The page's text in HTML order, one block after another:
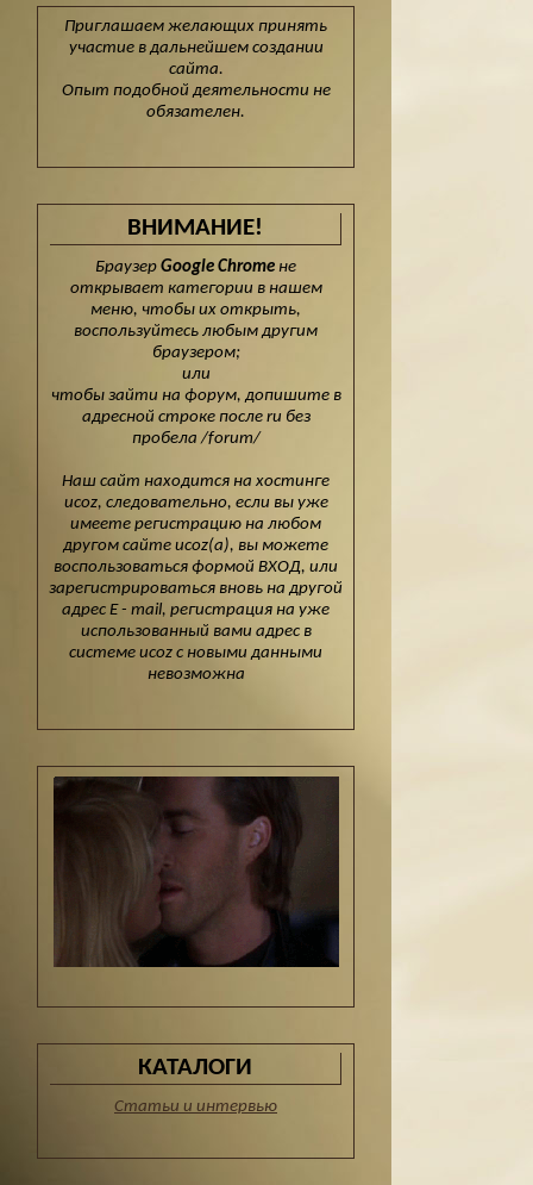
Приглашаем желающих принять
участие в дальнейшем создании
сайта.
Опыт подобной деятельности не
обязателен.
ВНИМАНИЕ!
Браузер Google Chrome не
открывает категории в нашем
меню, чтобы их открыть,
воспользуйтесь любым другим
браузером;
или
чтобы зайти на форум, допишите в
адресной строке после ru без
пробела /forum/
Наш сайт находится на хостинге
ucoz, следовательно, если вы уже
имеете регистрацию на любом
другом сайте ucoz(а), вы можете
воспользоваться формой ВХОД, или
зарегистрироваться вновь на другой
адрес E - mail, регистрация на уже
использованный вами адрес в
системе ucoz с новыми данными
невозможна
КАТАЛОГИ
Статьи и интервью